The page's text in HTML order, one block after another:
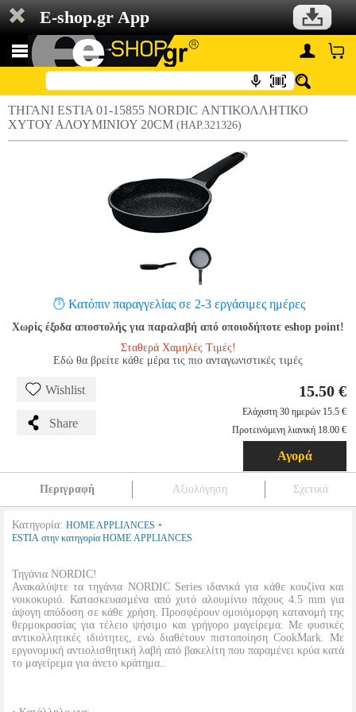
E-shop.gr App
ΤΗΓΑΝΙ ESTIA 01-15855 NORDIC ΑΝΤΙΚΟΛΛΗΤΙΚΟ
ΧΥΤΟΥ ΑΛΟΥΜΙΝΙΟΥ 20CM (HAP.321326)
Κατόπιν παραγγελίας σε 2-3 εργάσιμες ημέρες
Χωρίς έξοδα αποστολής για παραλαβή από οποιοδήποτε eshop point!
Σταθερά Χαμηλές Τιμές!
Εδώ θα βρείτε κάθε μέρα τις πιο ανταγωνιστικές τιμές
Wishlist
Share
15.50 €
Ελάχιστη 30 ημερών 15.5 €
Προτεινόμενη λιανική 18.00 €
Αγορά
Περιγραφή Αξιολόγηση Σχετικά
Κατηγορία: HOME APPLIANCES •
ESTIA στην κατηγορία HOME APPLIANCES
Τηγάνια NORDIC!
Ανακαλύψτε τα τηγάνια NORDIC Series ιδανικά για κάθε κουζίνα και
νοικοκυριό. Κατασκευασμένα από χυτό αλουμίνιο πάχους 4.5 mm για
άψογη απόδοση σε κάθε χρήση. Προσφέρουν ομοιόμορφη κατανομή της
θερμοκρασίας για τέλειο ψήσιμο και γρήγορο μαγείρεμα. Με φυσικές
αντικολλητικές ιδιότητες, ενώ διαθέτουν πιστοποίηση CookMark. Με
εργονομική αντιολισθητική λαβή από βακελίτη που παραμένει κρύα κατά
το μαγείρεμα για άνετο κράτημα..